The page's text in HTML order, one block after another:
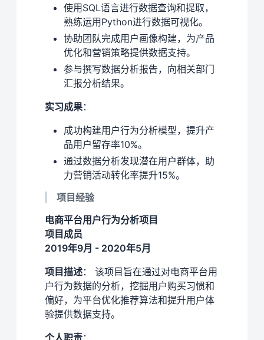
使用SQL语言进行数据查询和提取，
熟练运用Python进行数据可视化。
协助团队完成用户画像构建，为产品
优化和营销策略提供数据支持。
参与撰写数据分析报告，向相关部门
汇报分析结果。
实习成果：
成功构建用户行为分析模型，提升产
品用户留存率10%。
通过数据分析发现潜在用户群体，助
力营销活动转化率提升15%。
项目经验
电商平台用户行为分析项目
项目成员
2019年9月 - 2020年5月
项目描述： 该项目旨在通过对电商平台用
户行为数据的分析，挖掘用户购买习惯和
偏好，为平台优化推荐算法和提升用户体
验提供数据支持。
个人职责：